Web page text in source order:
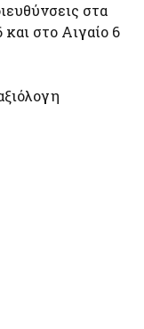
στα
και στο Αιγαίο 6